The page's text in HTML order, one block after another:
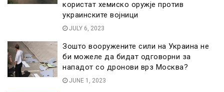
користат хемиско оружје против
украинските војници
JULY 6, 2023
Зошто вооружените сили на Украина не
би можеле да бидат одговорни за
нападот сo дронови врз Москва?
JUNE 1, 2023